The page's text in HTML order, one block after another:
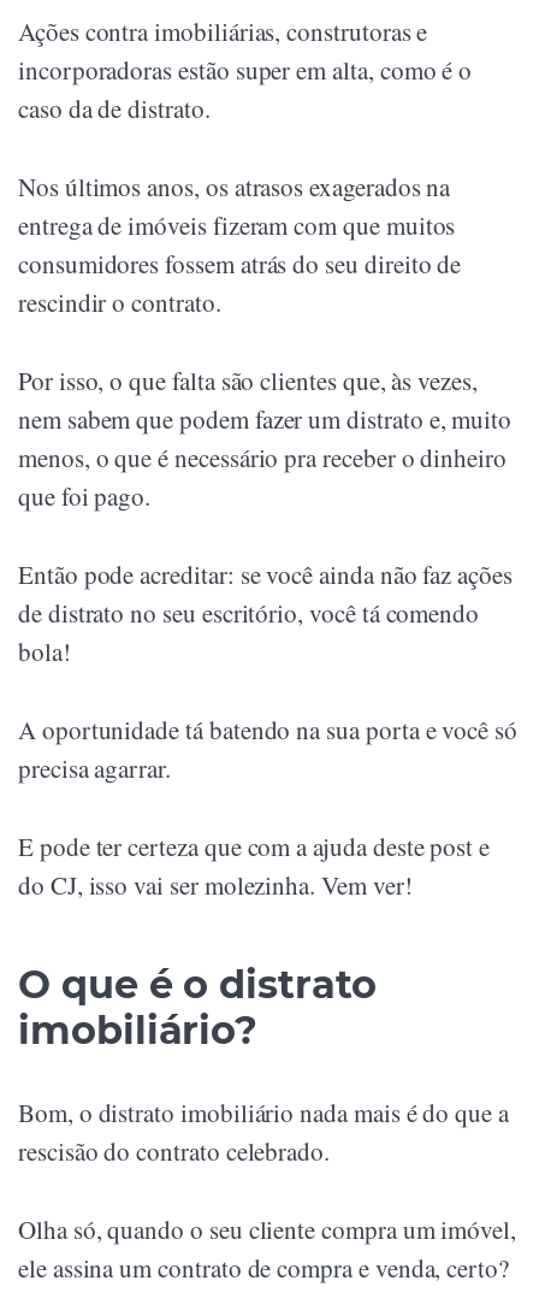
Ações contra imobiliárias, construtoras e
incorporadoras estão super em alta, como é o
caso da de distrato.
Nos últimos anos, os atrasos exagerados na
entrega de imóveis fizeram com que muitos
consumidores fossem atrás do seu direito de
rescindir o contrato.
Por isso, o que falta são clientes que, às vezes,
nem sabem que podem fazer um distrato e, muito
menos, o que é necessário pra receber o dinheiro
que foi pago.
Então pode acreditar: se você ainda não faz ações
de distrato no seu escritório, você tá comendo
bola!
A oportunidade tá batendo na sua porta e você só
precisa agarrar.
E pode ter certeza que com a ajuda deste post e
do CJ, isso vai ser molezinha. Vem ver!
O que é o distrato
imobiliário?
Bom, o distrato imobiliário nada mais é do que a
rescisão do contrato celebrado.
Olha só, quando o seu cliente compra um imóvel,
ele assina um contrato de compra e venda, certo?